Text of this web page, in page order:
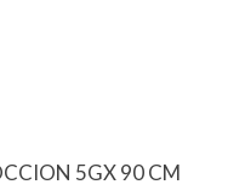
5GX 90 CM